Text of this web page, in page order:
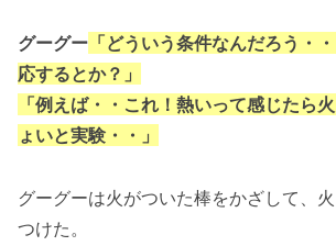
グーグー 「どういう条件なんだろう・
応するとか？」
「例えば・・これ！熱いって感じたら
ょいと実験・・」
グーグーは火がついた棒をかざして、
つけた。